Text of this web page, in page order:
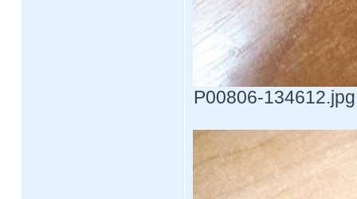
P00806-